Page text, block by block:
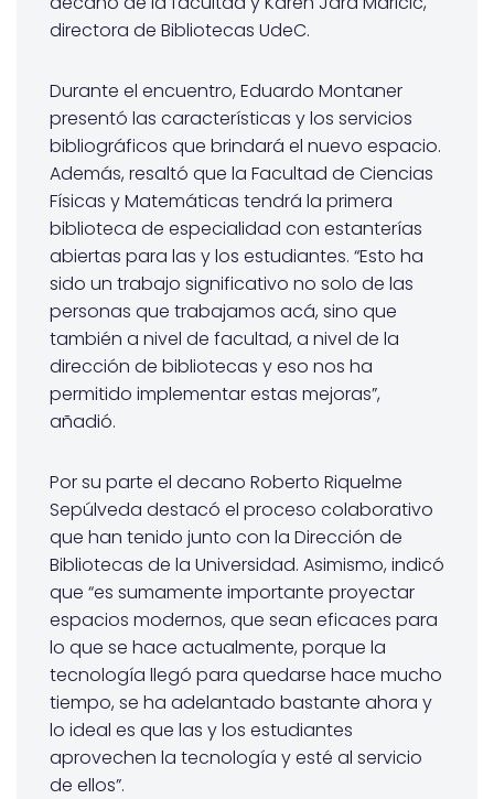
directora de Bibliotecas UdeC.
Durante el encuentro, Eduardo Montaner
presentó las características y los servicios
bibliográficos que brindará el nuevo espacio.
Además, resaltó que la Facultad de Ciencias
Físicas y Matemáticas tendrá la primera
biblioteca de especialidad con estanterías
abiertas para las y los estudiantes. “Esto ha
sido un trabajo significativo no solo de las
personas que trabajamos acá, sino que
también a nivel de facultad, a nivel de la
dirección de bibliotecas y eso nos ha
permitido implementar estas mejoras”,
añadió.
Por su parte el decano Roberto Riquelme
Sepúlveda destacó el proceso colaborativo
que han tenido junto con la Dirección de
Bibliotecas de la Universidad. Asimismo, indicó
que “es sumamente importante proyectar
espacios modernos, que sean eficaces para
lo que se hace actualmente, porque la
tecnología llegó para quedarse hace mucho
tiempo, se ha adelantado bastante ahora y
lo ideal es que las y los estudiantes
aprovechen la tecnología y esté al servicio
de ellos”.